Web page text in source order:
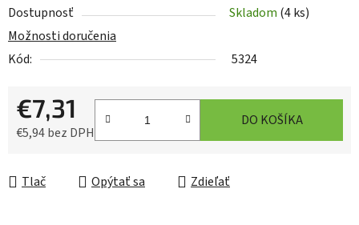
Dostupnosť Skladom (4 ks)
Možnosti doručenia
Kód:
5324
€7,31
€5,94 bez DPH
DO KOŠÍKA
Tlač Opýtať sa Zdieľať